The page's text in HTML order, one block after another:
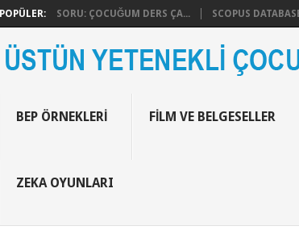
POPÜLER: SORU: ÇOCUĞUM DERS ÇA... SCOPUS
BEP ÖRNEKLERI FILM VE BELGESELLER
ZEKA OYUNLARI